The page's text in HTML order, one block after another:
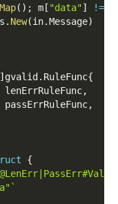
Map( ) ; m[ "data"] !=
. New(in.Message)
]gvalid. RuleFunc{
lenErrRuleFunc
,
passErrRuleFunc,
{